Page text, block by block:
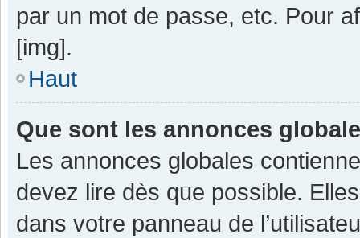
par un mot de passe, etc. Pour
[img].
Haut
Que sont les annonces
Les annonces globales
devez lire dès que possible.
dans votre panneau de